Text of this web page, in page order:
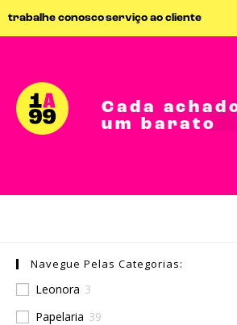
trabalhe conoscoserviço ao cliente
Cada
um barato
Navegue Pelas Categorias:
Leonora 3
Papelaria 39